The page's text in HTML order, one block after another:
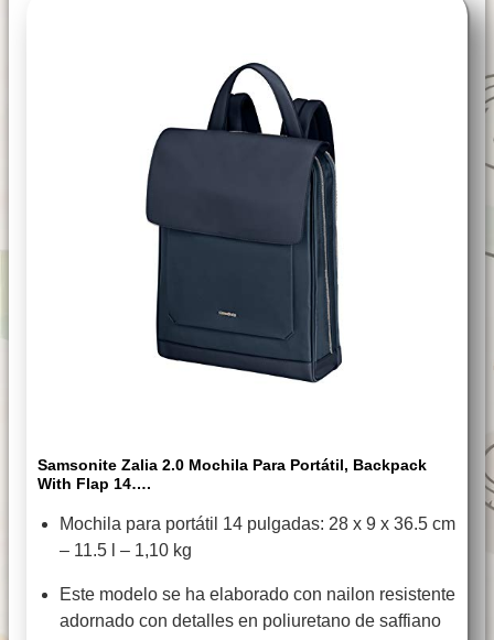
Samsonite Zalia 2.0 Mochila Para Portátil, Backpack
With Flap 14….
Mochila para portátil 14 pulgadas: 28 x 9 x 36.5 cm
– 11.5 l – 1,10 kg
Este modelo se ha elaborado con nailon resistente
adornado con detalles en poliuretano de saffiano